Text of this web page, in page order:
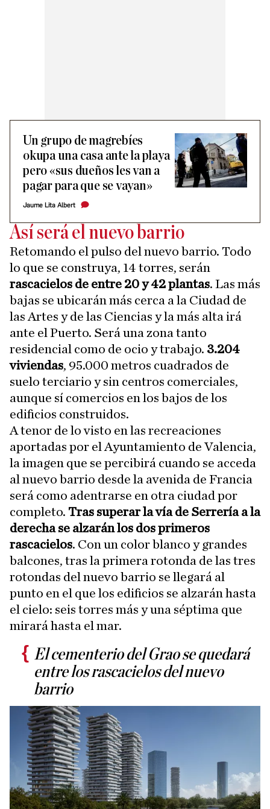
Un grupo de magrebíes
okupa una casa ante la playa
pero «sus dueños les van a
pagar para que se vayan»
Jaume Lita Albert
Así será el nuevo barrio
Retomando el pulso del nuevo barrio. Todo
lo que se construya, 14 torres, serán
rascacielos de entre 20 y 42 plantas. Las más
bajas se ubicarán más cerca a la Ciudad de
las Artes y de las Ciencias y la más alta irá
ante el Puerto. Será una zona tanto
residencial como de ocio y trabajo. 3.204
viviendas, 95.000 metros cuadrados de
suelo terciario y sin centros comerciales,
aunque sí comercios en los bajos de los
edificios construidos.
A tenor de lo visto en las recreaciones
aportadas por el Ayuntamiento de Valencia,
la imagen que se percibirá cuando se acceda
al nuevo barrio desde la avenida de Francia
será como adentrarse en otra ciudad por
completo. Tras superar la vía de Serrería a la
derecha se alzarán los dos primeros
rascacielos. Con un color blanco y grandes
balcones, tras la primera rotonda de las tres
rotondas del nuevo barrio se llegará al
punto en el que los edificios se alzarán hasta
el cielo: seis torres más y una séptima que
mirará hasta el mar.
El cementerio del Grao se quedará
entre los rascacielos del nuevo
barrio